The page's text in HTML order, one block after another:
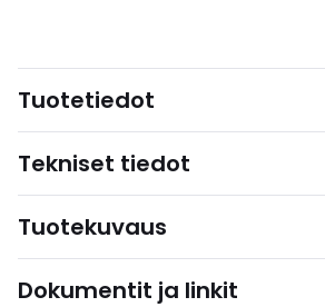
Tuotetiedot
Tekniset tiedot
Tuotekuvaus
Dokumentit ja linkit